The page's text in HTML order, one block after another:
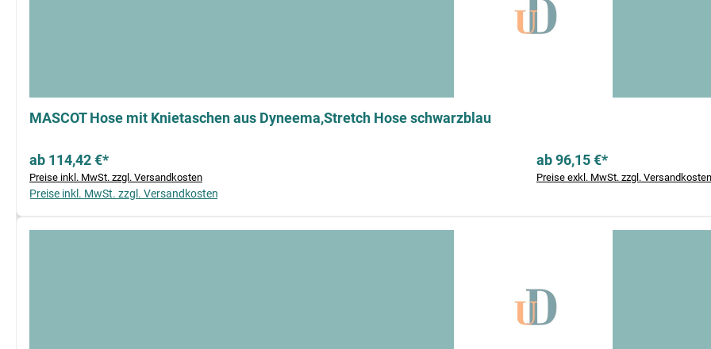
MASCOT Hose mit Knietaschen aus Dyneema,Stretch Hose schwarzblau
ab 114,42 €*
Preise inkl. MwSt. zzgl. Versandkosten
ab 96,15 €*
Preise exkl. MwSt. zzgl. Versandkosten
Preise inkl. MwSt. zzgl. Versandkosten